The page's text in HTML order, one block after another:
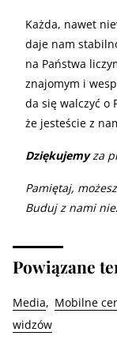
Każda, nawet
daje nam
na Państwa
znajomym i
da się walczyć o
że jesteście z
Dziękujemyza
Pamiętaj,
Buduj z nami
Powiązane
Media Mobilne
widzów